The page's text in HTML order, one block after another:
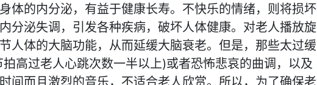
体的内分泌，有益于健康长寿。不快乐的情绪，则将损坏
分泌失调，引发各种疾病，破坏人体健康。对老人播放旋
人体的大脑功能，从而延缓大脑衰老。但是，那些太过缓
高过老人心跳次数一半以上)或者恐怖悲哀的曲调，以及
间而且激烈的音乐，不适合老人欣赏。所以，为了确保老